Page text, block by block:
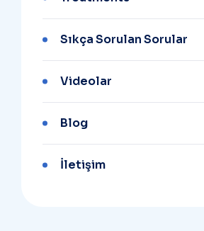
Sıkça Sorulan Sorular
Videolar
Blog
İletişim